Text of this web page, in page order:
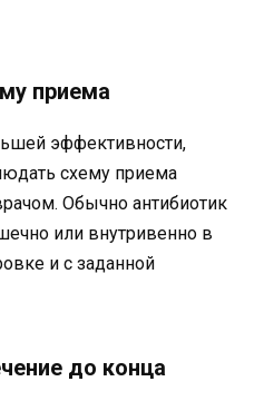
приема
эффективности,
схему приема
Обычно антибиотик
или внутривенно в
и с заданной
до конца